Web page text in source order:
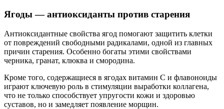
Ягоды — антиоксиданты против старения
Антиоксидантные свойства ягод помогают защитить клетки
от повреждений свободными радикалами, одной из главных
причин старения. Особенно богаты этими свойствами
черника, гранат, клюква и смородина.
Кроме того, содержащиеся в ягодах витамин С и флавоноиды
играют ключевую роль в стимуляции выработки коллагена,
что не только способствует упругости кожи и здоровью
суставов, но и замедляет появление морщин.